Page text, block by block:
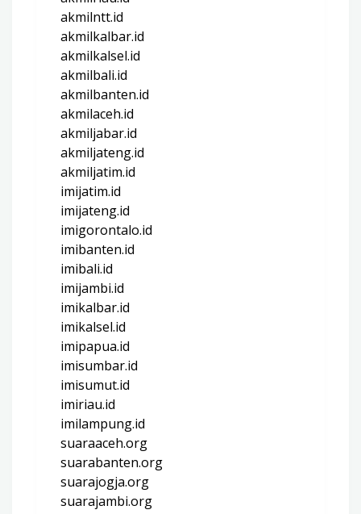
akmilntt.id
akmilkalbar.id
akmilkalsel.id
akmilbali.id
akmilbanten.id
akmilaceh.id
akmiljabar.id
akmiljateng.id
akmiljatim.id
imijatim.id
imijateng.id
imigorontalo.id
imibanten.id
imibali.id
imijambi.id
imikalbar.id
imikalsel.id
imipapua.id
imisumbar.id
imisumut.id
imiriau.id
imilampung.id
suaraaceh.org
suarabanten.org
suarajogja.org
suarajambi.org